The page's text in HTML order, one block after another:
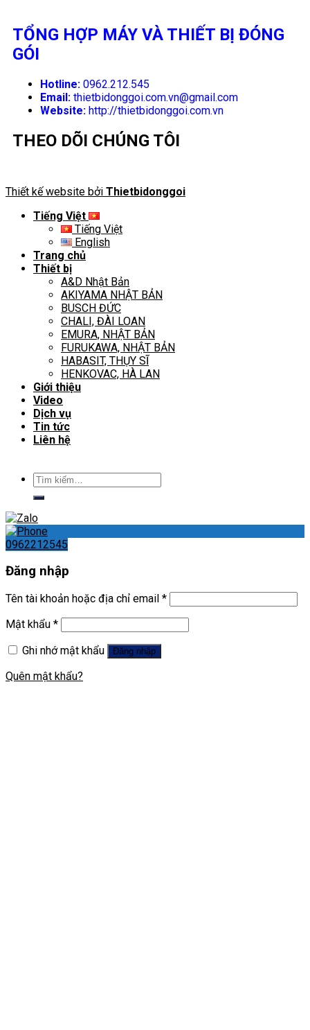
TỔNG HỢP MÁY VÀ THIẾT BỊ ĐÓNG
GÓI
Hotline: 0962.212.545
Email: thietbidonggoi.com.vn@gmail.com
Website: http://thietbidonggoi.com.vn
THEO DÕI CHÚNG TÔI
Thiết kế website bởi Thietbidonggoi
Tiếng Việt
Tiếng Việt
English
Trang chủ
Thiết bị
A&D Nhật Bản
AKIYAMA NHẬT BẢN
BUSCH ĐỨC
CHALI, ĐÀI LOAN
EMURA, NHẬT BẢN
FURUKAWA, NHẬT BẢN
HABASIT, THỤY SĨ
HENKOVAC, HÀ LAN
Giới thiệu
Video
Dịch vụ
Tin tức
Liên hệ
Tìm
kiếm:
0962212545
Đăng nhập
Tên tài khoản hoặc địa chỉ email *
Mật khẩu *
Ghi nhớ mật khẩu
Đăng nhập
Quên mật khẩu?